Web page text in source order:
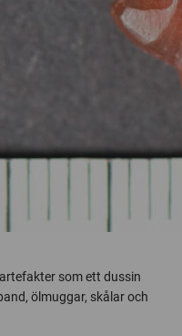
som ett dussin
ölmuggar, skålar och